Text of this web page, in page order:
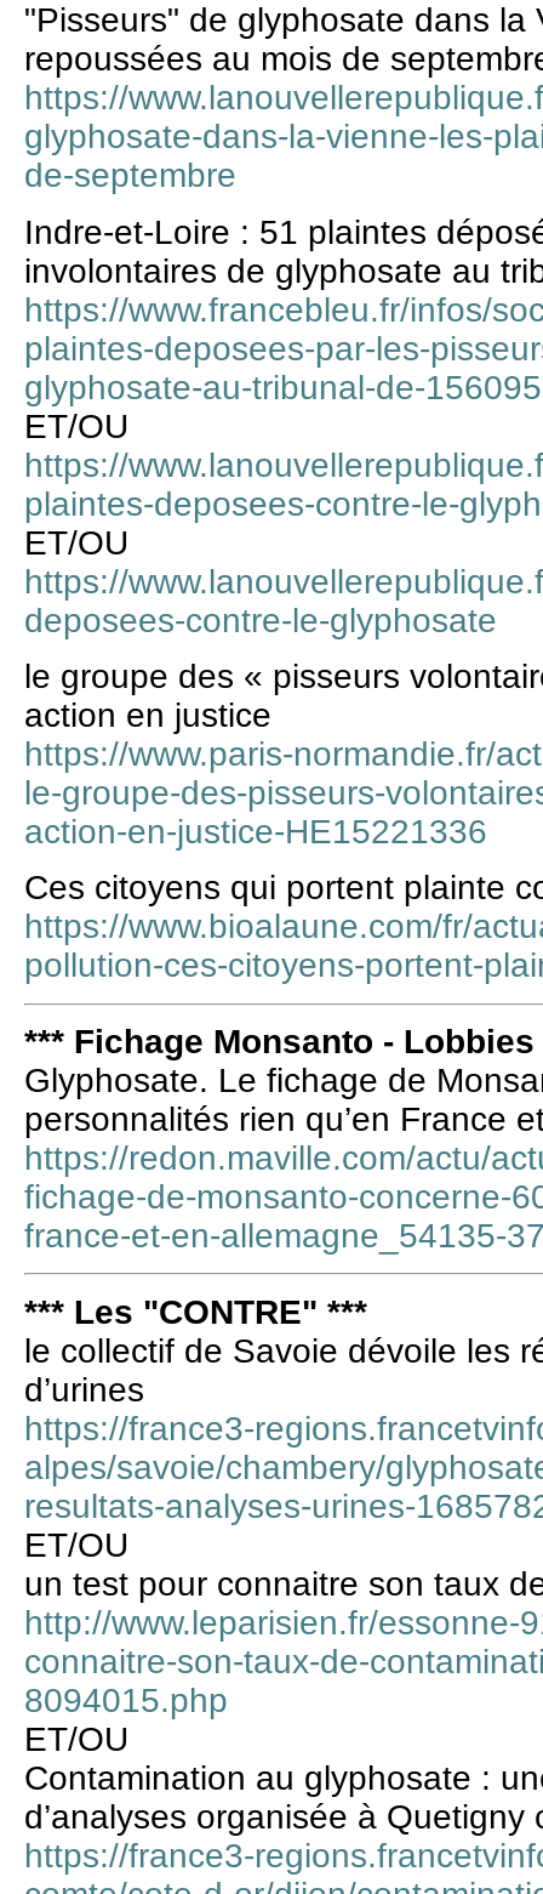
"Pisseurs" de glyphosate dans la
repoussées au mois de
https://
glyphosate-dans-la-vienne-les-
de-septembre
Indre-et-Loire : 51 plaintes
involontaires de glyphosate au
https://www.francebleu.fr/infos/
plaintes-deposees-par-les-
glyphosate-au-tribunal-de-
ET/OU
https://
plaintes-deposees-contre-le-
ET/OU
https://
deposees-contre-le-glyphosate
le groupe des « pisseurs
action en justice
https://www.paris-normandie.fr/
le-groupe-des-pisseurs-
action-en-justice-HE15221336
Ces citoyens qui portent plainte
https://www.bioalaune.com/fr/
pollution-ces-citoyens-portent-
*** Fichage Monsanto - Lobbies
Glyphosate. Le fichage de
personnalités rien qu’en France
https://redon.maville.com/actu/
fichage-de-monsanto-concerne-
france-et-en-allemagne_54135-
*** Les "CONTRE" ***
le collectif de Savoie dévoile les
d’urines
https://france3-
alpes/savoie/chambery/
resultats-analyses-urines-
ET/OU
un test pour connaitre son taux
http://www.leparisien.fr/essonne-
connaitre-son-taux-de-
8094015.php
ET/OU
Contamination au glyphosate :
d’analyses organisée à Quetigny
https://france3-